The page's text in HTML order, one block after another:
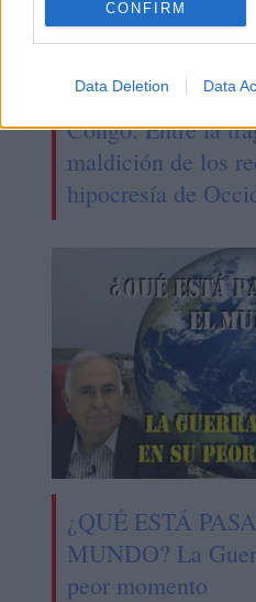
CONFIRM
Data Deletion Data
Congo: Entre la
maldición de los
hipocresía de
¿QUÉ ESTÁ
MUNDO? La
peor momento